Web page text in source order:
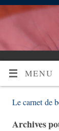
MENU
Le carnet de
Archives